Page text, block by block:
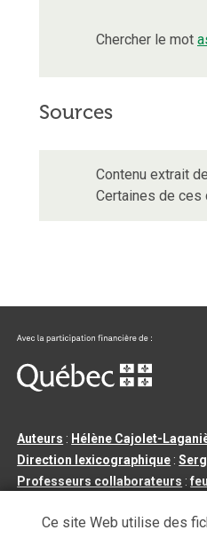
Chercher le mot
Sources
Contenu extrait
Certaines de ces
Auteurs : Hélène Cajolet-
Direction lexicographique :
Professeurs collaborateurs :
Tous droits réservés©Université
Ce site Web utilise des